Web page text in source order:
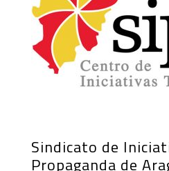
Sindicato de
Propaganda de